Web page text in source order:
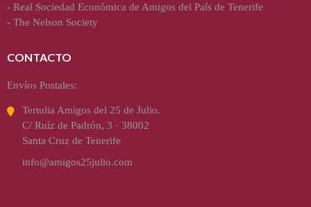
- Real Sociedad Económica de Amigos del País de Tenerife
- The Nelson Society
CONTACTO
Envíos Postales:
Tertulia Amigos del 25 de Julio.
C/ Ruíz de Padrón, 3 · 38002
Santa Cruz de Tenerife
info@amigos25julio.com